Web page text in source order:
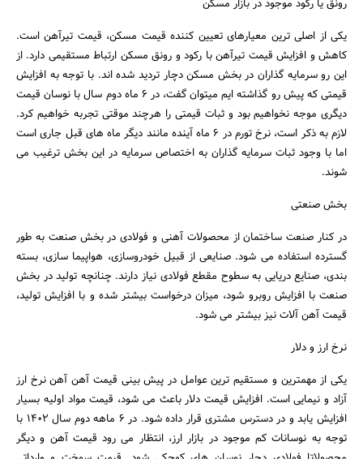
جستجو
رونق یا رکود موجود در بازار مسکن
یکی از اصلی ترین معیارهای تعیین کننده قیمت مسکن، قیمت تیرآهن است.
کاهش و افزایش قیمت تیرآهن با رکود و رونق مسکن ارتباط مستقیمی دارد. از
این رو سرمایه گذاران در بخش مسکن دچار تردید شده اند. با توجه به افزایش
قیمتی که پیش رو گذاشته ایم میتوان گفت، در 6 ماه دوم سال با نوسان قیمت
دیگری موجه نخواهیم بود و ثبات قیمتی را هرچند موقتی تجربه خواهیم کرد.
لازم به ذکر است، نرخ تورم در 6 ماه آینده مانند دیگر ماه های قبل جاری است
اما با وجود ثبات سرمایه گذاران به اختصاص سرمایه در این بخش ترغیب می
شوند.
بخش صنعتی
در کنار صنعت ساختمان از محصولات آهنی و فولادی در بخش صنعت به طور
گسترده استفاده می شود. صنایعی از قبیل خودروسازی، هواپیما سازی، بسته
بندی، صنایع دریایی به سطوح مقطع فولادی نیاز دارند. چنانچه تولید در بخش
صنعت با افزایش روبرو شود، میزان درخواست بیشتر شده و با افزایش تولید،
قیمت آهن آلات نیز بیشتر می شود.
نرخ ارز و دلار
یکی از مهمترین و مستقیم ترین عوامل در پیش بینی قیمت آهن آهن نرخ ارز
آزاد و نیمایی است. افزایش قیمت دلار باعث می شود، قیمت مواد اولیه بسیار
افزایش یابد و در دسترس مشتری قرار داده شود. در 6 ماهه دوم سال 1402 با
توجه به نوسانات کم موجود در بازار ارز، انتظار می رود قیمت آهن و دیگر